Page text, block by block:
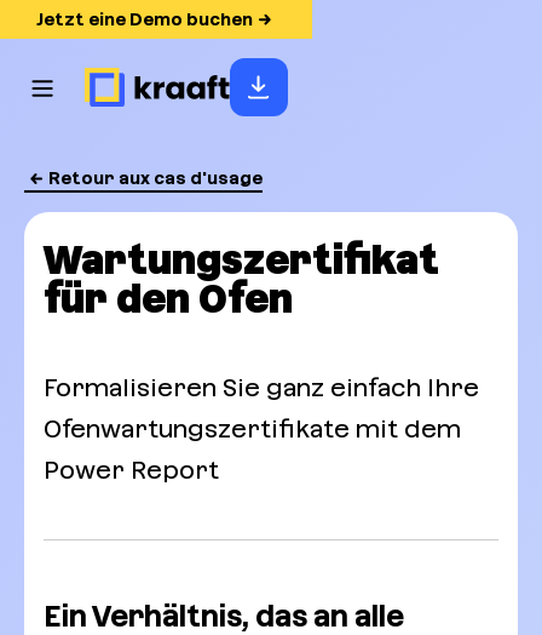
Jetzt eine Demo buchen
Retour aux cas d'usage
Wartungszertifikat
für den Ofen
Formalisieren Sie ganz einfach Ihre
Ofenwartungszertifikate mit dem
Power Report
Ein Verhältnis, das an alle